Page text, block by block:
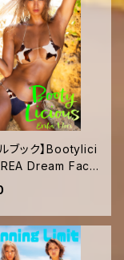
ルブック】Bootylici
Dream Facto